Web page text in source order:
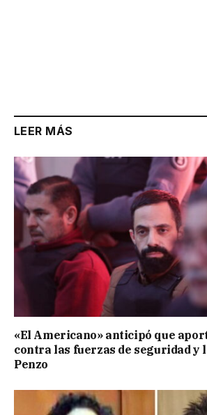
LEER MÁS
«El Americano» anticipó que
contra las fuerzas de seguridad y
Penzo